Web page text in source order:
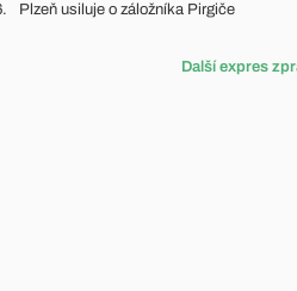
Plzeň usiluje o záložníka Pirgiče
Další expres